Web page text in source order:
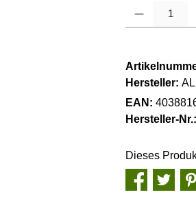
Produkt
Hersteller:
EAN:
Hersteller-Nr.:
Dieses